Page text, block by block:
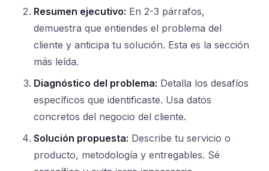
Resumen ejecutivo: En 2-3 párrafos,
demuestra que entiendes el problema del
cliente y anticipa tu solución. Esta es la sección
más leída.
Diagnóstico del problema: Detalla los desafíos
específicos que identificaste. Usa datos
concretos del negocio del cliente.
Solución propuesta: Describe tu servicio o
producto, metodología y entregables. Sé